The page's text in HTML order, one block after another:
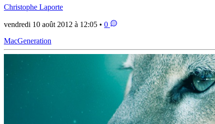
Christophe Laporte
vendredi 10 août 2012 à 12:05 • 0
MacGeneration